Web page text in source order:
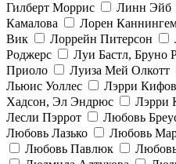
Гилберт Моррис
Линн Эйб
Камалова
Лорен
Вик
Лоррейн Питерсон
Роджерс
Луи Бастл, Бруно
Приоло
Луиза Мей Олкотт
Льюис Уоллес
Лэрри
Хадсон, Эл Эндрюс
Лэрри
Лесли Пэррот
Любовь
Любовь Лазько
Любовь
Любовь Павлюк